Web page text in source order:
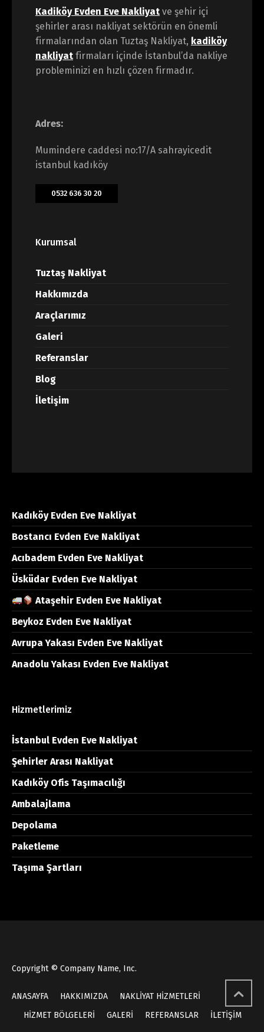
Kadiköy Evden Eve Nakliyat ve şehir içi
şehirler arası nakliyat sektörün en önemli
firmalarından olan Tuztaş Nakliyat, kadiköy
nakliyat firmaları içinde İstanbul’da nakliye
probleminizi en hızlı çözen firmadır.
Adres:
Mumindere caddesi no:17/A sahrayicedit
istanbul kadıköy
0532 636 30 20
Kurumsal
Tuztaş Nakliyat
Hakkımızda
Araçlarımız
Galeri
Referanslar
Blog
İletişim
Kadıköy Evden Eve Nakliyat
Bostancı Evden Eve Nakliyat
Acıbadem Evden Eve Nakliyat
Üsküdar Evden Eve Nakliyat
Ataşehir Evden Eve Nakliyat
Beykoz Evden Eve Nakliyat
Avrupa Yakası Evden Eve Nakliyat
Anadolu Yakası Evden Eve Nakliyat
Hizmetlerimiz
İstanbul Evden Eve Nakliyat
Şehirler Arası Nakliyat
Kadıköy Ofis Taşımacılığı
Ambalajlama
Depolama
Paketleme
Taşıma Şartları
Copyright © Company Name, Inc.
ANASAYFA HAKKIMIZDA
NAKLİYAT HİZMETLERİ
HİZMET BÖLGELERİ
GALERİ REFERANSLAR İLETİŞİM